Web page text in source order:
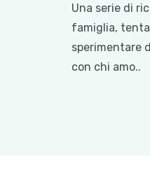
Una serie di
famiglia,
sperimentare
con chi amo..